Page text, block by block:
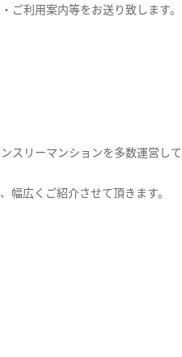
ご利用案内等をお送り致します。
スリーマンションを多数運営して
幅広くご紹介させて頂きます。